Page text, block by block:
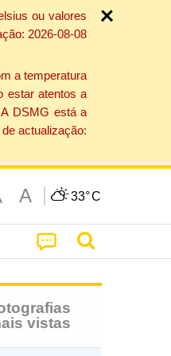
ou valores
2026-08-08
a temperatura
estar atentos a
DSMG está a
actualização:
A 33°C
vistas